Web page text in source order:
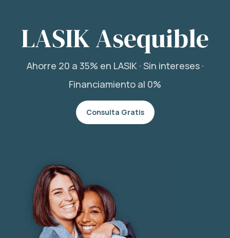
LASIK Asequible
Ahorre 20 a 35% en LASIK · Sin intereses ·
Financiamiento al 0%
Consulta Gratis